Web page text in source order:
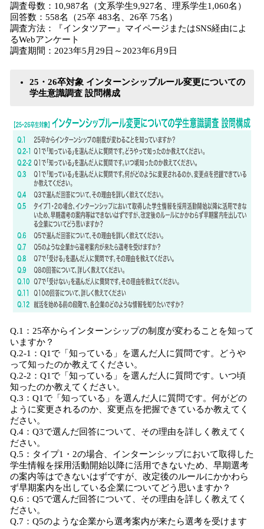
調査母数：10,987名（文系学生9,927名、理系学生1,060名）
回答数：558名（25卒 483名、26卒 75名）
調査方法：『インタツアー』マイページまたはSNS経由によ
るWebアンケート
調査期間：2023年5月29日～2023年6月9日
25・26卒対象 インターンシップルール変更についての
学生意識調査 設問構成
Q.1：25卒からインターンシップの制度が変わることを知って
いますか？
Q.2-1：Q1で「知っている」を選んだ人に質問です。どうや
って知ったのか教えてください。
Q.2-2：Q1で「知っている」を選んだ人に質問です。いつ頃
知ったのか教えてください。
Q.3：Q1で「知っている」を選んだ人に質問です。何がどの
ように変更されるのか、変更点を把握できているか教えてく
ださい。
Q.4：Q3で選んだ回答について、その理由を詳しく教えてく
ださい。
Q.5：タイプ1・2の場合、インターンシップにおいて取得した
学生情報を採用活動開始以降に活用できないため、早期選考
の案内等はできないはずですが、改定後のルールにかかわら
ず早期案内を出している企業についてどう思いますか？
Q.6：Q5で選んだ回答について、その理由を詳しく教えてく
ださい。
Q.7：Q5のような企業から選考案内が来たら選考を受けます